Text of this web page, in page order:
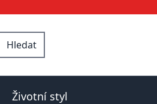
Hledat
Životní styl